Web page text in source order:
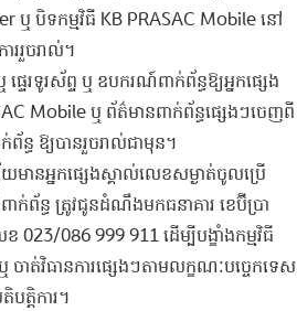
ឬ​ ​បិទ​កម្មវិធី​ KB ​P​R​A​SAC​ ​Mobile​ ​នៅ​
រ​រួចរាល់​។
េរ​ទូរស័ព្ទ​ ​ឬ​ ​ឧបករណ៍​ពាក់ព័ន្ធឱ្យ​អ្នក​ផ្សេង​
Mobile ​​ឬ​ ​ព័ត៌មាន​ពាក់ព័ន្ធ​ផ្សេងៗ​ចេញពី​
ន្ធ​ ឱ្យ​បាន​រួចរាល់​ជាមុន​។
ាន​អ្នក​ផ្សេង​ស្គាល់​លេខ​សម្ងាត់​ចូល​ប្រើ
ក់ព័ន្ធ​ ​ត្រូវ​ជូនដំណឹង​មក​ធនាគារ ខេ​ប៊ី​ប្រា​
023/086 999 911 ​ដើម្បី​បង្ខាំង​កម្មវិធី​
ាត់វិធានការ​ផ្សេងៗ​តាម​លក្ខណៈ​បច្ចេកទេស​
បត្តិការ​។